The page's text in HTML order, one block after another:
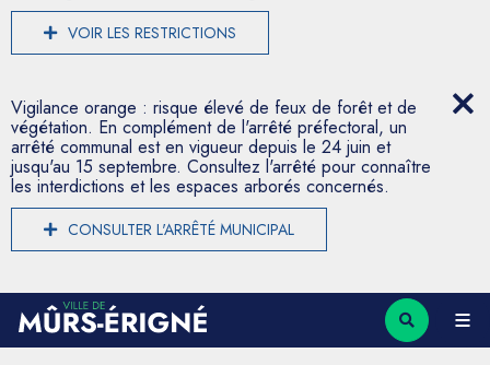
VOIR LES RESTRICTIONS
Vigilance orange : risque élevé de feux de forêt et de
végétation. En complément de l'arrêté préfectoral, un
arrêté communal est en vigueur depuis le 24 juin et
jusqu'au 15 septembre. Consultez l'arrêté pour connaître
les interdictions et les espaces arborés concernés.
CONSULTER L'ARRÊTÉ MUNICIPAL